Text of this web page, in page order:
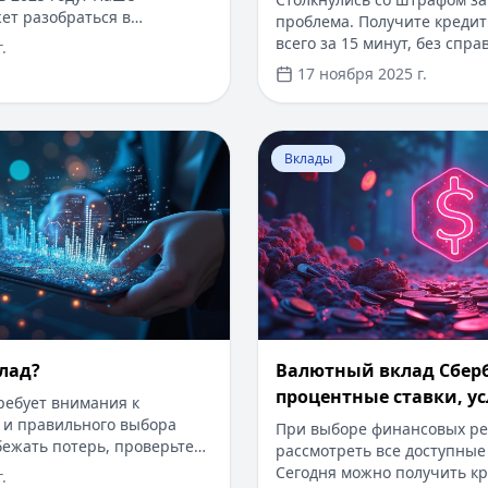
разобраться в
инструментах.
суммы – оформите
Одобрение за 15
под 0%, срок до 30 дней.
инвестиционный
проблема. Получите
всего за 15 минут, без
Одобрение 98%, ставка от
365 дней. Нужен только
поступят на карту сразу
статье разберем все
курение в общественных
способы их оплаты.
17 ноября 2025 г.
Как закрыть вклад?
внимания к
правильного выбора
потерь, проверьте
и используйте
Перейти к статье:
Вклады
Валютный вклад
процентные ставки,
При выборе финансовых
рассмотреть все
Сегодня можно получить